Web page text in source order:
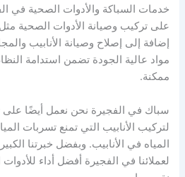
خدمات السباكة والأدوات الصحية في
على تركيب وصيانة الأدوات الصحية
إضافة إلى إصلاح وصيانة الأنابيب
مواد عالية الجودة تضمن استدامة
ممكنة.
سباك في الفجيرة نحن نعمل أيضًا على
لتركيب الأنابيب التي تمنع تسربات
المياه في الأنابيب. وبفضل خبرتنا
لعملائنا في الفجيرة أفضل أداء